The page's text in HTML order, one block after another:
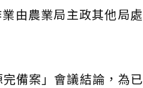
由農業局主政其他局處
備案」會議結論，為已